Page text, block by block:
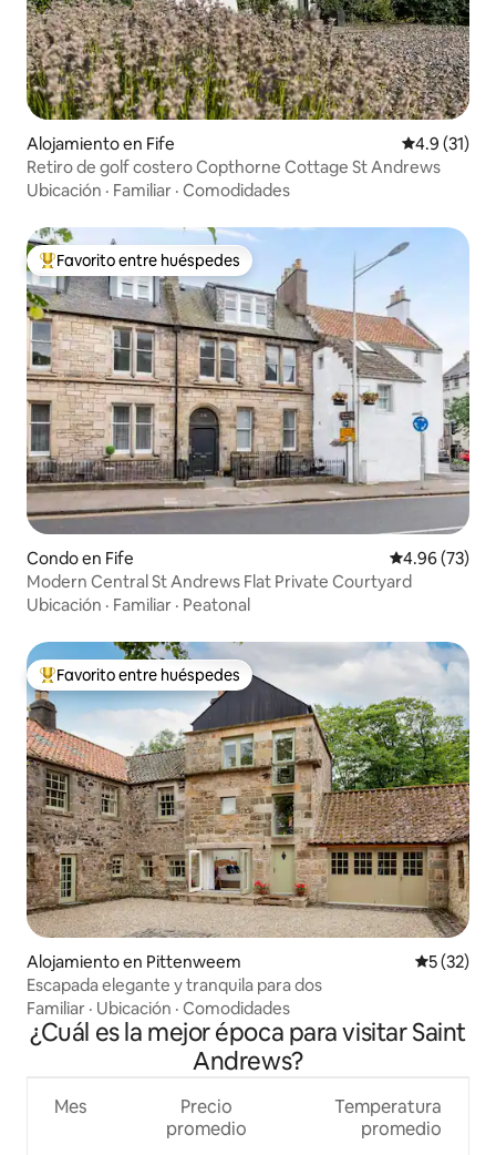
Alojamiento en Fife Calificación
4.9 (31)
Retiro de golf costero Copthorne Cottage St Andrews
Ubicación · Familiar · Comodidades
Favorito entre huéspedes preferido
Favorito entre huéspedes
Condo en Fife Calificación
4.96 (73)
Modern Central St Andrews Flat Private Courtyard
Ubicación · Familiar · Peatonal
Favorito entre huéspedes preferido
Favorito entre huéspedes
Alojamiento en Pittenweem
5 (32)
Escapada elegante y tranquila para dos
Familiar · Ubicación · Comodidades
¿Cuál es la mejor época para visitar Saint
Andrews?
Mes
Precio
promedio
Temperatura
promedio